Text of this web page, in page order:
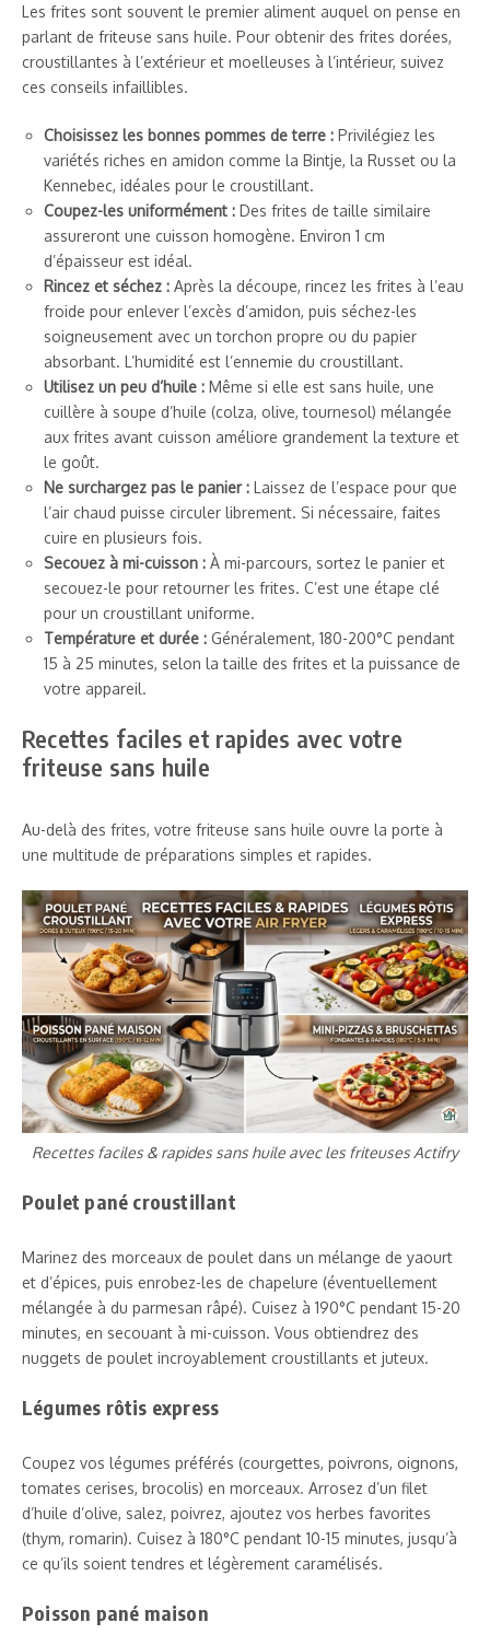
Les frites sont souvent le premier aliment auquel on pense en
parlant de friteuse sans huile. Pour obtenir des frites dorées,
croustillantes à l’extérieur et moelleuses à l’intérieur, suivez
ces conseils infaillibles.
Choisissez les bonnes pommes de terre : Privilégiez les
variétés riches en amidon comme la Bintje, la Russet ou la
Kennebec, idéales pour le croustillant.
Coupez-les uniformément : Des frites de taille similaire
assureront une cuisson homogène. Environ 1 cm
d’épaisseur est idéal.
Rincez et séchez : Après la découpe, rincez les frites à l’eau
froide pour enlever l’excès d’amidon, puis séchez-les
soigneusement avec un torchon propre ou du papier
absorbant. L’humidité est l’ennemie du croustillant.
Utilisez un peu d’huile : Même si elle est sans huile, une
cuillère à soupe d’huile (colza, olive, tournesol) mélangée
aux frites avant cuisson améliore grandement la texture et
le goût.
Ne surchargez pas le panier : Laissez de l’espace pour que
l’air chaud puisse circuler librement. Si nécessaire, faites
cuire en plusieurs fois.
Secouez à mi-cuisson : À mi-parcours, sortez le panier et
secouez-le pour retourner les frites. C’est une étape clé
pour un croustillant uniforme.
Température et durée : Généralement, 180-200°C pendant
15 à 25 minutes, selon la taille des frites et la puissance de
votre appareil.
Recettes faciles et rapides avec votre
friteuse sans huile
Au-delà des frites, votre friteuse sans huile ouvre la porte à
une multitude de préparations simples et rapides.
Recettes faciles & rapides sans huile avec les friteuses Actifry
Poulet pané croustillant
Marinez des morceaux de poulet dans un mélange de yaourt
et d’épices, puis enrobez-les de chapelure (éventuellement
mélangée à du parmesan râpé). Cuisez à 190°C pendant 15-20
minutes, en secouant à mi-cuisson. Vous obtiendrez des
nuggets de poulet incroyablement croustillants et juteux.
Légumes rôtis express
Coupez vos légumes préférés (courgettes, poivrons, oignons,
tomates cerises, brocolis) en morceaux. Arrosez d’un filet
d’huile d’olive, salez, poivrez, ajoutez vos herbes favorites
(thym, romarin). Cuisez à 180°C pendant 10-15 minutes, jusqu’à
ce qu’ils soient tendres et légèrement caramélisés.
Poisson pané maison